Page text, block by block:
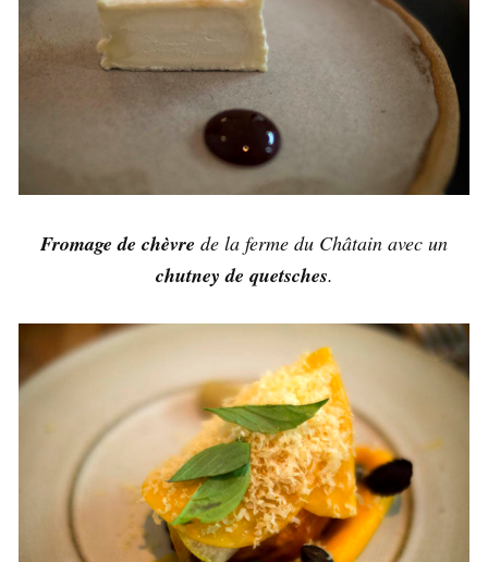
Fromage de chèvre de la ferme du Châtain avec un
chutney de quetsches.